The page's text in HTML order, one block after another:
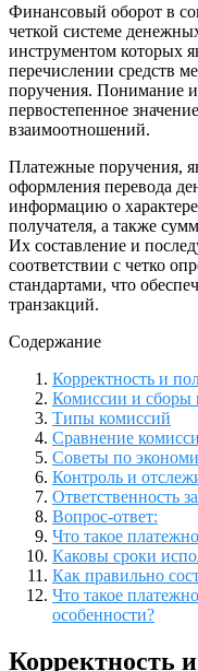
Финансовый оборот в
четкой системе
инструментом которых
перечислении средств
поручения. Понимание
первостепенное
взаимоотношений.
Платежные поручения,
оформления перевода
информацию о
получателя, а также
Их составление и
соответствии с четко
стандартами, что
транзакций.
Содержание
Корректность и
Комиссии и сборы
Типы комиссий
Сравнение
Советы по
Контроль и
Ответственность
Вопрос-ответ:
Что такое
Каковы сроки
Как правильно
Что такое
особенности?
Корректность